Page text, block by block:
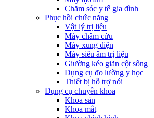
Chăm sóc y tế gia đình
Phục hồi chức năng
Vật lý trị liệu
Máy châm cứu
Máy xung điện
Máy siêu âm trị liệu
Giường kéo giãn cột sống
Dụng cụ đo lường y học
Thiết bị hỗ trợ nói
Dụng cụ chuyên khoa
Khoa sản
Khoa mắt